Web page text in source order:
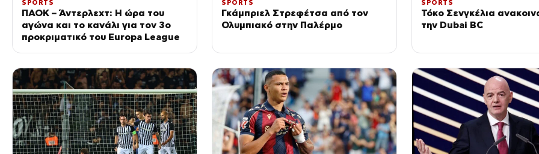
SPORTS
ΠΑΟΚ – Άντερλεχτ: Η ώρα του
αγώνα και το κανάλι για τον 3ο
προκριματικό του Europa League
SPORTS
Γκάμπριελ Στρεφέτσα από τον
Ολυμπιακό στην Παλέρμο
SPORTS
Τόκο Σενγκέλια
την Dubai BC